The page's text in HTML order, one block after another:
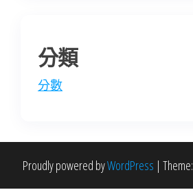
分類
分數
Proudly powered byWordPress | Theme: